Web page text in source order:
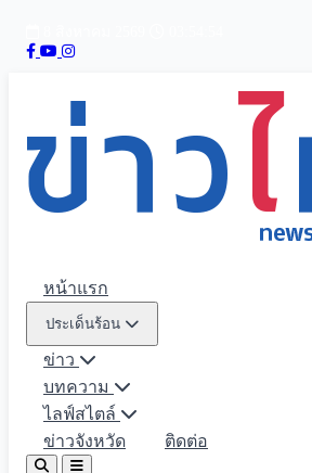
หน้าแรก
ประเด็นร้อน
ข่าว
บทความ
ไลฟ์สไตล์
ข่าวจังหวัด
ติดต่อ